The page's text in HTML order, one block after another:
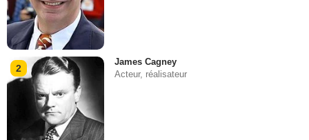
2
James Cagney
Acteur, réalisateur